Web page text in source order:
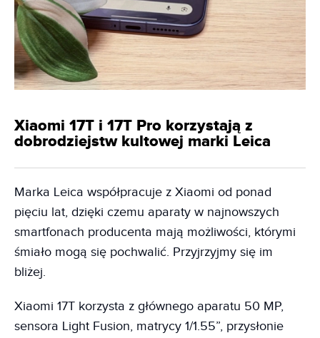
Xiaomi 17T i 17T Pro korzystają z
dobrodziejstw kultowej marki Leica
Marka Leica współpracuje z Xiaomi od ponad
pięciu lat, dzięki czemu aparaty w najnowszych
smartfonach producenta mają możliwości, którymi
śmiało mogą się pochwalić. Przyjrzyjmy się im
bliżej.
Xiaomi 17T korzysta z głównego aparatu 50 MP,
sensora Light Fusion, matrycy 1/1.55”, przysłonie